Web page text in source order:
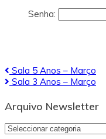
Senha:
Navegação
de
artigos
Sala 5 Anos – Março
Sala 3 Anos – Março
Arquivo Newsletter
Arquivo